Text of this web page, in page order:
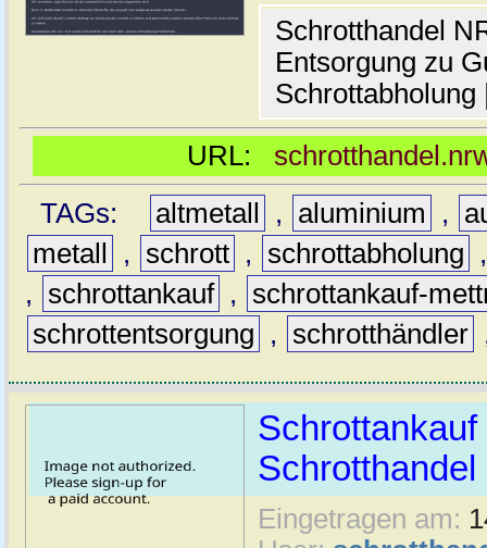
Schrotthandel
Entsorgung zu
URL:
TAGs:
altmetall , aluminium ,
metall
, schrott , schrottabholung
,
schrottankauf ,
schrottankauf-
schrottentsorgung
, schrotthändler
Schrotthandel
Eingetragen am: